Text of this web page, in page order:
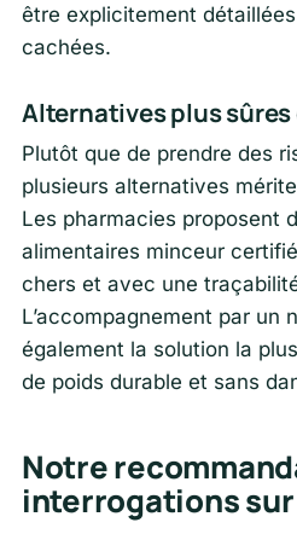
être explicitement
cachées.
Alternatives plus
Plutôt que de prendre des
plusieurs alternatives
Les pharmacies proposent
alimentaires minceur
chers et avec une
L’accompagnement par un
également la solution la
de poids durable et sans
Notre
interrogations